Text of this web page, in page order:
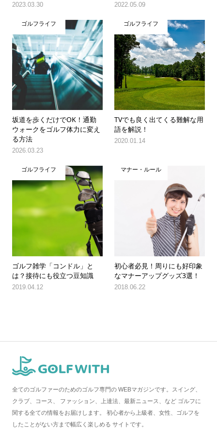
2023.03.30 2022.05.09
ゴルフライフ
坂道を歩くだけでOK！通勤
ウォークをゴルフ体力に変え
る方法
2026.03.23
ゴルフライフ
TVでも良く出てくる難解な用
語を解説！
2020.01.14
ゴルフライフ
ゴルフ雑学「コンドル」と
は？接待にも役立つ豆知識
2019.04.12
マナー・ルール
初心者必見！周りにも好印象
なマナーアップグッズ3選！
2018.06.22
全てのゴルファーのためのゴルフ専門の WEBマガジンです。スイング、
クラブ、コース、 ファッション、上達法、最新ニュース、など ゴルフに
関する全ての情報をお届けします。 初心者から上級者、女性、ゴルフを
したことがない方まで幅広く楽しめる サイトです。